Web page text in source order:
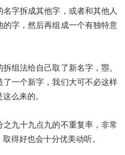
字拆成其他字，或者和其他人
字，然后再组成一个有独特意
组法给自己取了新名字，瞾。
一个新字，我们大可不必这样
么来的。
九十九点九的不重复率，非常
得好也会十分优美动听。